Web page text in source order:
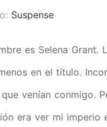
Suspense
es Selena Grant.
en el título.
venían conmigo.
era ver mi imperio